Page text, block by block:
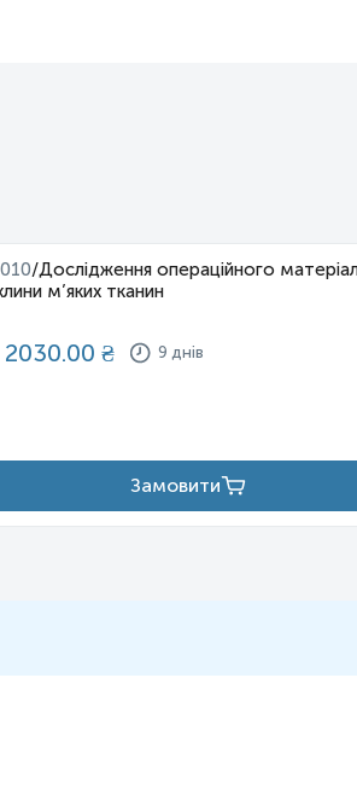
/Дослідження операційного
м’яких тканин
2030.00 ₴ 9 днів
Замовити